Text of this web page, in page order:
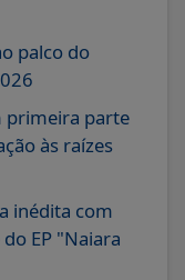
palco do
primeira parte
às raízes
inédita com
EP "Naiara